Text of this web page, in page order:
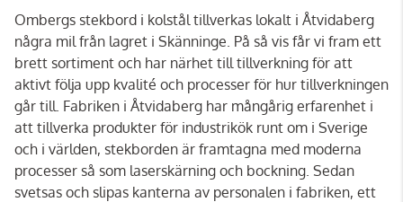
Ombergs stekbord i kolstål tillverkas lokalt i Åtvidaberg
några mil från lagret i Skänninge. På så vis får vi fram ett
brett sortiment och har närhet till tillverkning för att
aktivt följa upp kvalité och processer för hur tillverkningen
går till. Fabriken i Åtvidaberg har mångårig erfarenhet i
att tillverka produkter för industrikök runt om i Sverige
och i världen, stekborden är framtagna med moderna
processer så som laserskärning och bockning. Sedan
svetsas och slipas kanterna av personalen i fabriken, ett